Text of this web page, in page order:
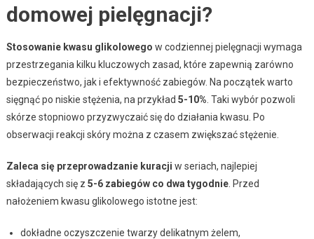
domowej pielęgnacji?
Stosowanie kwasu glikolowego w codziennej pielęgnacji wymaga
przestrzegania kilku kluczowych zasad, które zapewnią zarówno
bezpieczeństwo, jak i efektywność zabiegów. Na początek warto
sięgnąć po niskie stężenia, na przykład 5-10% . Taki wybór pozwoli
skórze stopniowo przyzwyczaić się do działania kwasu. Po
obserwacji reakcji skóry można z czasem zwiększać stężenie.
Zaleca się przeprowadzanie kuracji w seriach, najlepiej
składających się z 5-6 zabiegów co dwa tygodnie. Przed
nałożeniem kwasu glikolowego istotne jest:
dokładne oczyszczenie twarzy delikatnym żelem,